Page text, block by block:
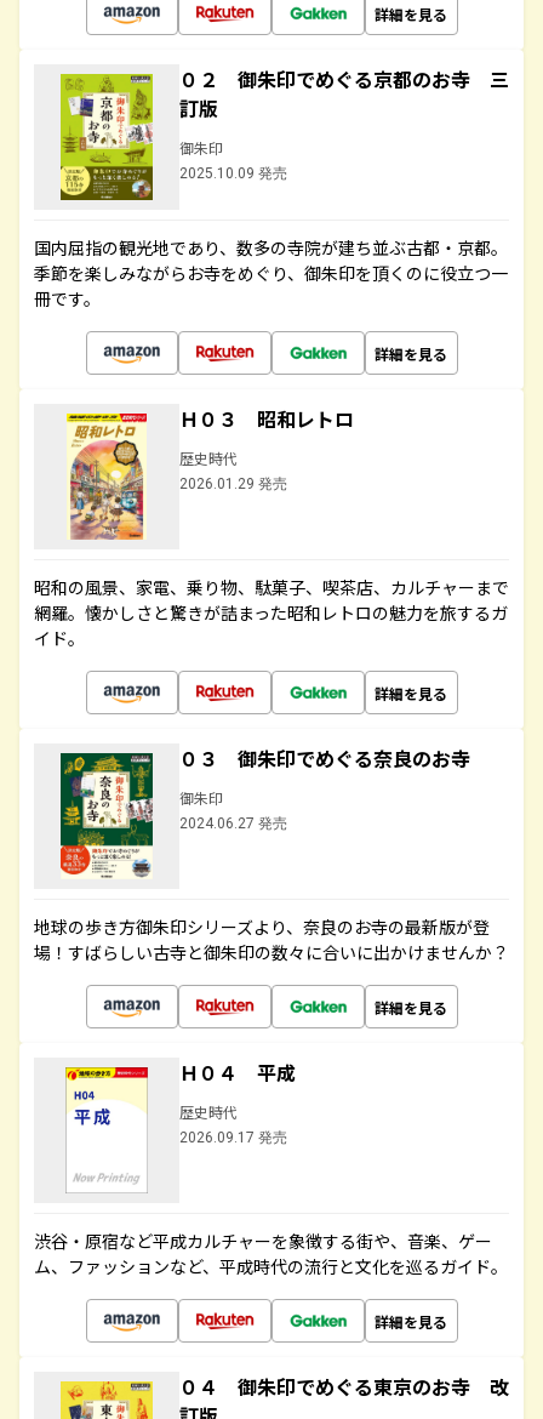
詳細を見る
０２ 御朱印でめぐる京都のお寺 三
訂版
御朱印
2025.10.09 発売
国内屈指の観光地であり、数多の寺院が建ち並ぶ古都・京都。
季節を楽しみながらお寺をめぐり、御朱印を頂くのに役立つ一
冊です。
詳細を見る
Ｈ０３ 昭和レトロ
歴史時代
2026.01.29 発売
昭和の風景、家電、乗り物、駄菓子、喫茶店、カルチャーまで
網羅。懐かしさと驚きが詰まった昭和レトロの魅力を旅するガ
イド。
詳細を見る
０３ 御朱印でめぐる奈良のお寺
御朱印
2024.06.27 発売
地球の歩き方御朱印シリーズより、奈良のお寺の最新版が登
場！すばらしい古寺と御朱印の数々に合いに出かけませんか？
詳細を見る
Ｈ０４ 平成
歴史時代
2026.09.17 発売
渋谷・原宿など平成カルチャーを象徴する街や、音楽、ゲー
ム、ファッションなど、平成時代の流行と文化を巡るガイド。
詳細を見る
０４ 御朱印でめぐる東京のお寺 改